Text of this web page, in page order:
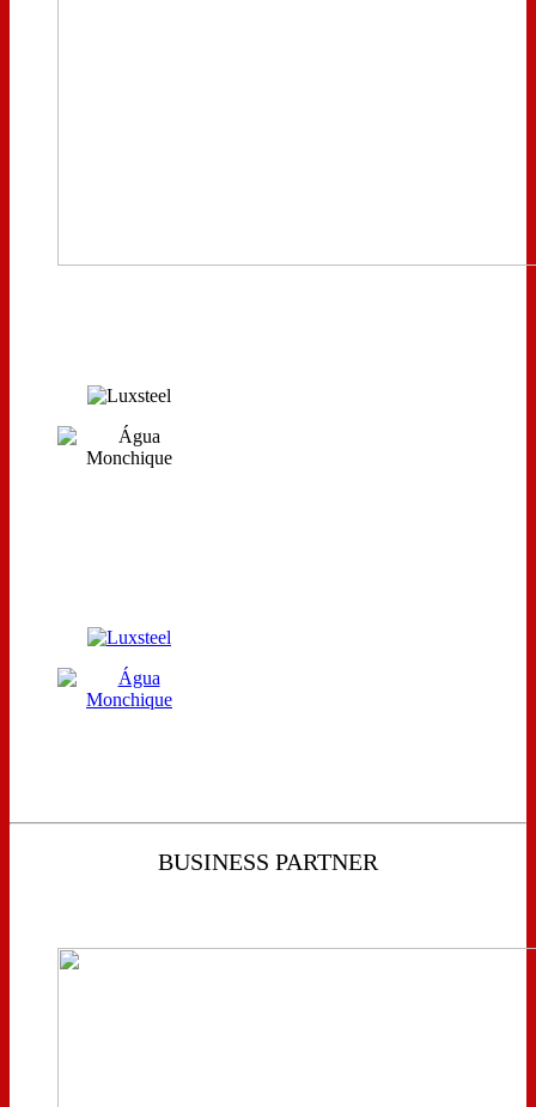
BUSINESS PARTNER